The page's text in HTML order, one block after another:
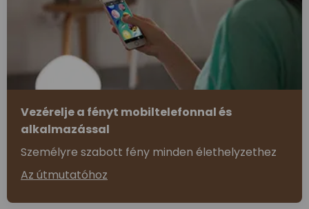
Vezérelje a fényt mobiltelefonnal és
alkalmazással
Személyre szabott fény minden élethelyzethez
Az útmutatóhoz